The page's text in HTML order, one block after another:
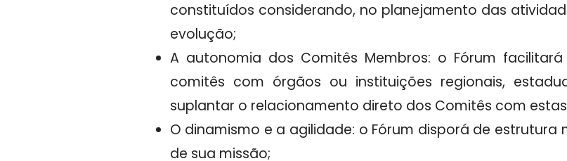
constituídos considerando, no planejamento das
evolução;
A autonomia dos Comitês Membros: o Fórum
comitês com órgãos ou instituições regionais,
suplantar o relacionamento direto dos Comitês com
O dinamismo e a agilidade: o Fórum disporá de
de sua missão;